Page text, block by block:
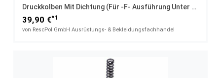
Druckkolben Mit Dichtung (für -F- Ausführung Unter 7,5 Joule) DIANA 350 Magnum T06
39,90 €*1
von RescPol GmbH Ausrüstungs- & Bekleidungsfachhandel